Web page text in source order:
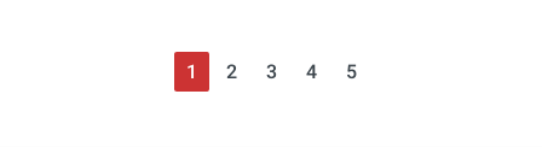
1 2 3 4 5